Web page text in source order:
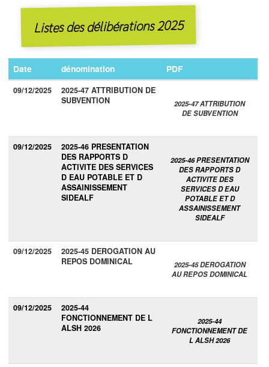
Listes des délibérations 2025
Date dénomination PDF
09/12/2025
2025-47 ATTRIBUTION DE
SUBVENTION
2025-47 ATTRIBUTION
DE SUBVENTION
09/12/2025
2025-46 PRESENTATION
DES RAPPORTS D
ACTIVITE DES SERVICES
D EAU POTABLE ET D
ASSAINISSEMENT
SIDEALF
2025-46 PRESENTATION
DES RAPPORTS D
ACTIVITE DES
SERVICES D EAU
POTABLE ET D
ASSAINISSEMENT
SIDEALF
09/12/2025
2025-45 DEROGATION AU
REPOS DOMINICAL
2025-45 DEROGATION
AU REPOS DOMINICAL
09/12/2025
2025-44
FONCTIONNEMENT DE L
ALSH 2026
2025-44
FONCTIONNEMENT DE
L ALSH 2026